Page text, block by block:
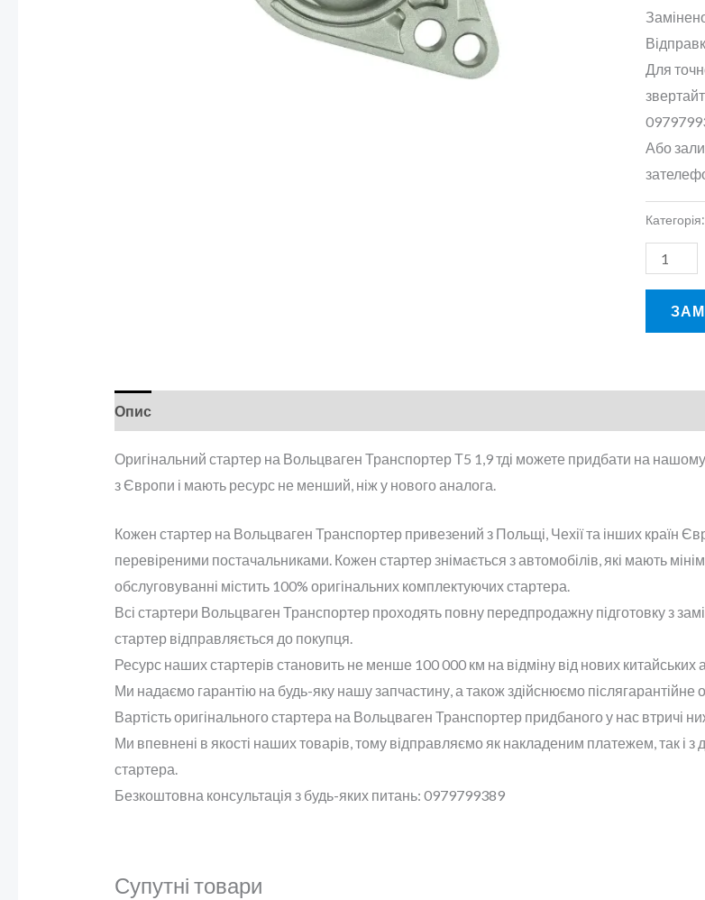
Для
Або
Категорія:
Опис
Оригінальний стартер на Вольцваген Транспортер Т5 1,9 тді можете придбати на
з Європи і мають ресурс не менший, ніж у нового аналога.
Кожен стартер на Вольцваген Транспортер привезений з Польщі, Чехії та інших країн
перевіреними постачальниками. Кожен стартер знімається з автомобілів, які мають
обслуговуванні містить 100% оригінальних комплектуючих стартера.
Всі стартери Вольцваген Транспортер проходять повну передпродажну підготовку з
стартер відправляється до покупця.
Ресурс наших стартерів становить не менше 100 000 км на відміну від нових китайських
Ми надаємо гарантію на будь-яку нашу запчастину, а також здійснюємо післягарантійне
Вартість оригінального стартера на Вольцваген Транспортер придбаного у нас втричі
Ми впевнені в якості наших товарів, тому відправляємо як накладеним платежем, так і
стартера.
Безкоштовна консультація з будь-яких питань: 0979799389
Супутні товари